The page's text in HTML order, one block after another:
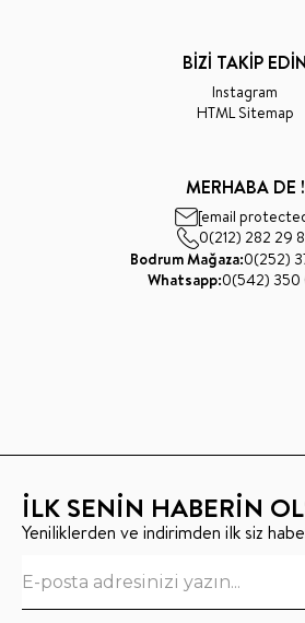
BİZİ TAKİP EDİN
Instagram
HTML Sitemap
MERHABA DE !
[email
0(212) 282 29
Bodrum Mağaza:0(252)
Whatsapp:0(542)
İLK SENİN HABERİN
Yeniliklerden ve indirimden ilk siz